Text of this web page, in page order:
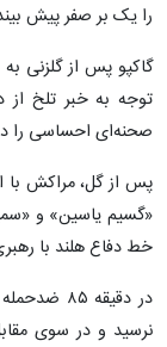
را یک بر صفر پیش
گاکپو پس از گلزنی
توجه به خبر تلخ از
صحنه‌ای احساسی را
پس از گل، مراکش با
«گسیم یاسین» و
خط دفاع هلند با
در
نرسید و در سوی